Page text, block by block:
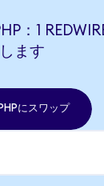
：1
ます
にスワップ